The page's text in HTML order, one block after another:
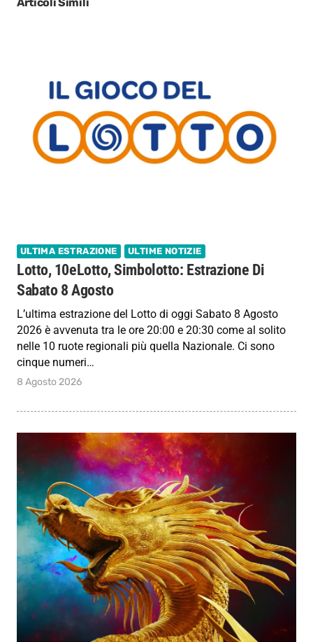
ULTIMA ESTRAZIONE ULTIME NOTIZIE
Lotto, 10eLotto, Simbolotto: Estrazione Di
Sabato 8 Agosto
L’ultima estrazione del Lotto di oggi Sabato 8 Agosto
2026 è avvenuta tra le ore 20:00 e 20:30 come al solito
nelle 10 ruote regionali più quella Nazionale. Ci sono
cinque numeri…
8 Agosto 2026